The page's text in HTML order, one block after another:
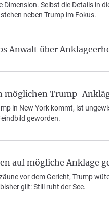
Dimension. Selbst die Details in
neben Trump im Fokus.
Anwalt über
möglichen Trump-
in New York kommt, ist
geworden.
auf mögliche Anklage
vor dem Gericht, Trump
gilt: Still ruht der See.